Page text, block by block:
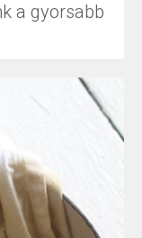
a gyorsabb